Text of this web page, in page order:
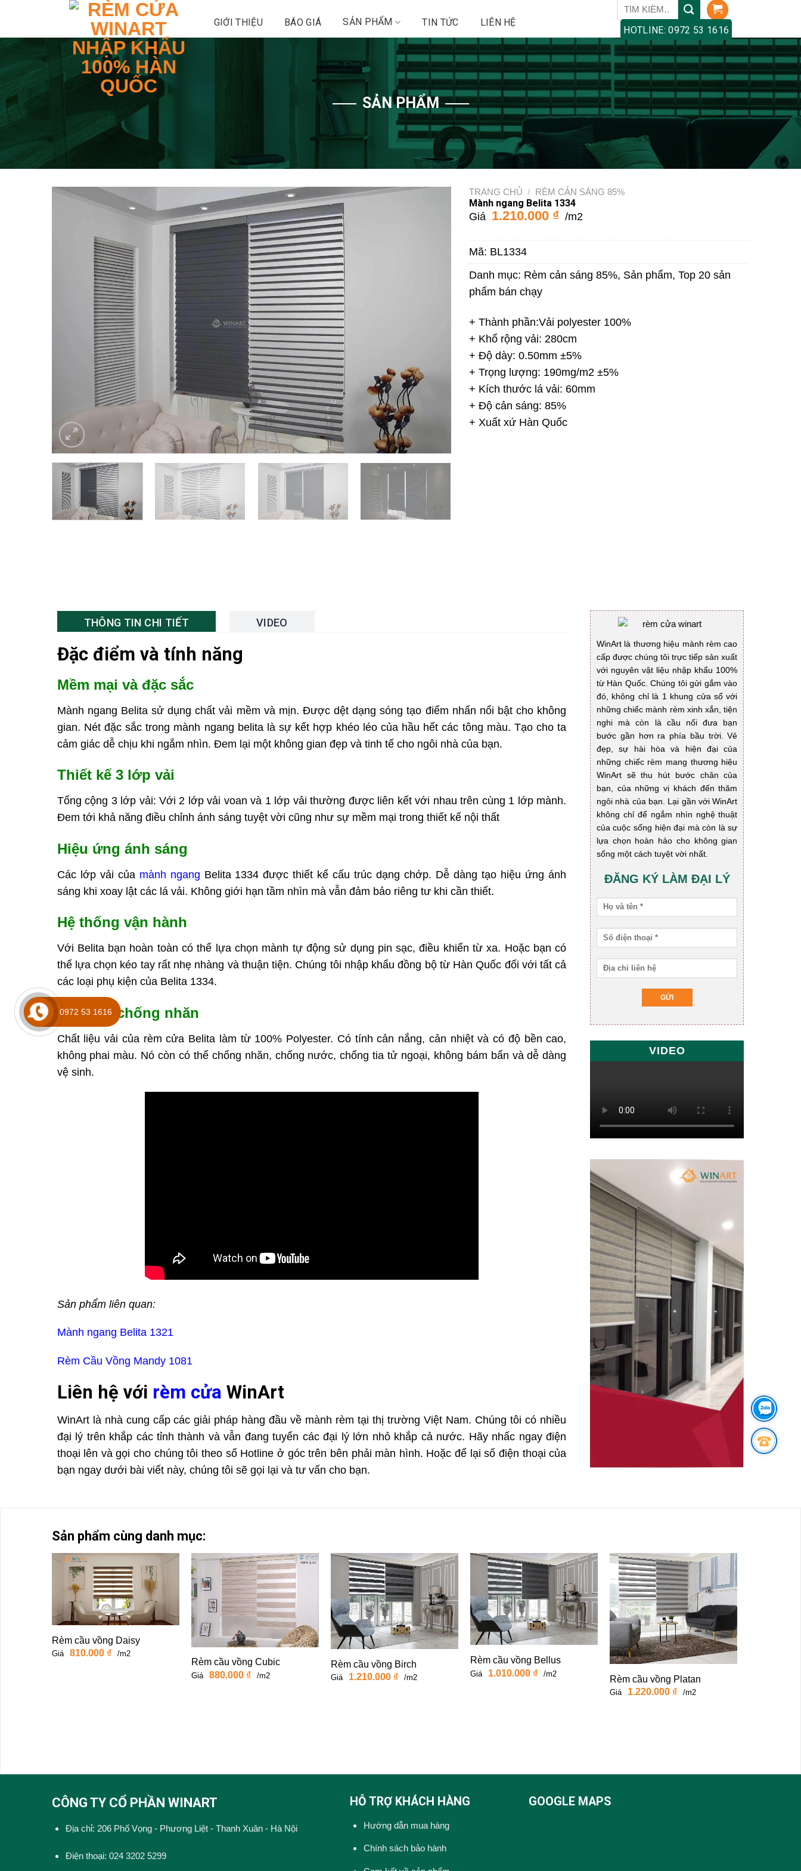
content
GIỚI THIỆU BÁO GIÁ SẢN PHẨM TIN TỨC LIÊN HỆ
Tìm
kiếm:
HOTLINE: 0972 53 1616
SẢN PHẨM
TRANG CHỦ / RÈM CẢN SÁNG 85%
Mành ngang Belita 1334
Giá 1.210.000 ₫ /m2
Mã: BL1334
Danh mục: Rèm cản sáng 85%, Sản phẩm, Top 20 sản
phẩm bán chạy
+ Thành phần:Vải polyester 100%
+ Khổ rộng vải: 280cm
+ Độ dày: 0.50mm ±5%
+ Trọng lượng: 190mg/m2 ±5%
+ Kích thước lá vải: 60mm
+ Độ cản sáng: 85%
+ Xuất xứ Hàn Quốc
THÔNG TIN CHI TIẾT VIDEO
Đặc điểm và tính năng
Mềm mại và đặc sắc
Mành ngang Belita sử dụng chất vải mềm và mịn. Được dệt dạng sóng tạo điểm nhấn nổi bật cho không
gian. Nét đặc sắc trong mành ngang belita là sự kết hợp khéo léo của hầu hết các tông màu. Tạo cho ta
cảm giác dễ chịu khi ngắm nhìn. Đem lại một không gian đẹp và tinh tế cho ngôi nhà của bạn.
Thiết kế 3 lớp vải
Tổng cộng 3 lớp vải: Với 2 lớp vải voan và 1 lớp vải thường được liên kết với nhau trên cùng 1 lớp mành.
Đem tới khả năng điều chỉnh ánh sáng tuyệt vời cũng như sự mềm mại trong thiết kế nội thất
Hiệu ứng ánh sáng
Các lớp vải của mành ngang Belita 1334 được thiết kế cấu trúc dạng chớp. Dễ dàng tạo hiệu ứng ánh
sáng khi xoay lật các lá vải. Không giới hạn tầm nhìn mà vẫn đảm bảo riêng tư khi cần thiết.
Hệ thống vận hành
Với Belita bạn hoàn toàn có thể lựa chọn mành tự động sử dụng pin sạc, điều khiển từ xa. Hoặc bạn có
thể lựa chọn kéo tay rất nhẹ nhàng và thuận tiện. Chúng tôi nhập khẩu đồng bộ từ Hàn Quốc đối với tất cả
các loại phụ kiện của Belita 1334.
Chất vải chống nhăn
Chất liệu vải của rèm cửa Belita làm từ 100% Polyester. Có tính cản nắng, cản nhiệt và có độ bền cao,
không phai màu. Nó còn có thể chống nhăn, chống nước, chống tia tử ngoại, không bám bẩn và dễ dàng
vệ sinh.
Sản phẩm liên quan:
Mành ngang Belita 1321
Rèm Cầu Vồng Mandy 1081
Liên hệ với rèm cửa WinArt
WinArt là nhà cung cấp các giải pháp hàng đầu về mành rèm tại thị trường Việt Nam. Chúng tôi có nhiều
đại lý trên khắp các tỉnh thành và vẫn đang tuyển các đại lý lớn nhỏ khắp cả nước. Hãy nhấc ngay điện
thoại lên và gọi cho chúng tôi theo số Hotline ở góc trên bên phải màn hình. Hoặc để lại số điện thoại của
bạn ngay dưới bài viết này, chúng tôi sẽ gọi lại và tư vấn cho bạn.
WinArt là thương hiệu mành rèm cao
cấp được chúng tôi trực tiếp sản xuất
với nguyên vật liệu nhập khẩu 100%
từ Hàn Quốc. Chúng tôi gửi gắm vào
đó, không chỉ là 1 khung cửa sổ với
những chiếc mành rèm xinh xắn, tiện
nghi mà còn là cầu nối đưa bạn
bước gần hơn ra phía bầu trời. Vẻ
đẹp, sự hài hòa và hiện đại của
những chiếc rèm mang thương hiệu
WinArt sẽ thu hút bước chân của
bạn, của những vị khách đến thăm
ngôi nhà của bạn. Lại gần với WinArt
không chỉ để ngắm nhìn nghệ thuật
của cuộc sống hiện đại mà còn là sự
lựa chọn hoàn hảo cho không gian
sống một cách tuyệt vời nhất.
ĐĂNG KÝ LÀM ĐẠI LÝ
VIDEO
Sản phẩm cùng danh mục:
Rèm cầu vồng Daisy
Giá 810.000 ₫ /m2
Rèm cầu vồng Cubic
Giá 880.000 ₫ /m2
Rèm cầu vồng Birch
Giá 1.210.000 ₫ /m2
Rèm cầu vồng Bellus
Giá 1.010.000 ₫ /m2
Rèm cầu vồng Platan
Giá 1.220.000 ₫ /m2
CÔNG TY CỔ PHẦN WINART
Địa chỉ: 206 Phố Vọng - Phương Liệt - Thanh Xuân - Hà Nội
Điện thoại: 024 3202 5299
HỖ TRỢ KHÁCH HÀNG
Hướng dẫn mua hàng
Chính sách bảo hành
GOOGLE MAPS
0972 53 1616